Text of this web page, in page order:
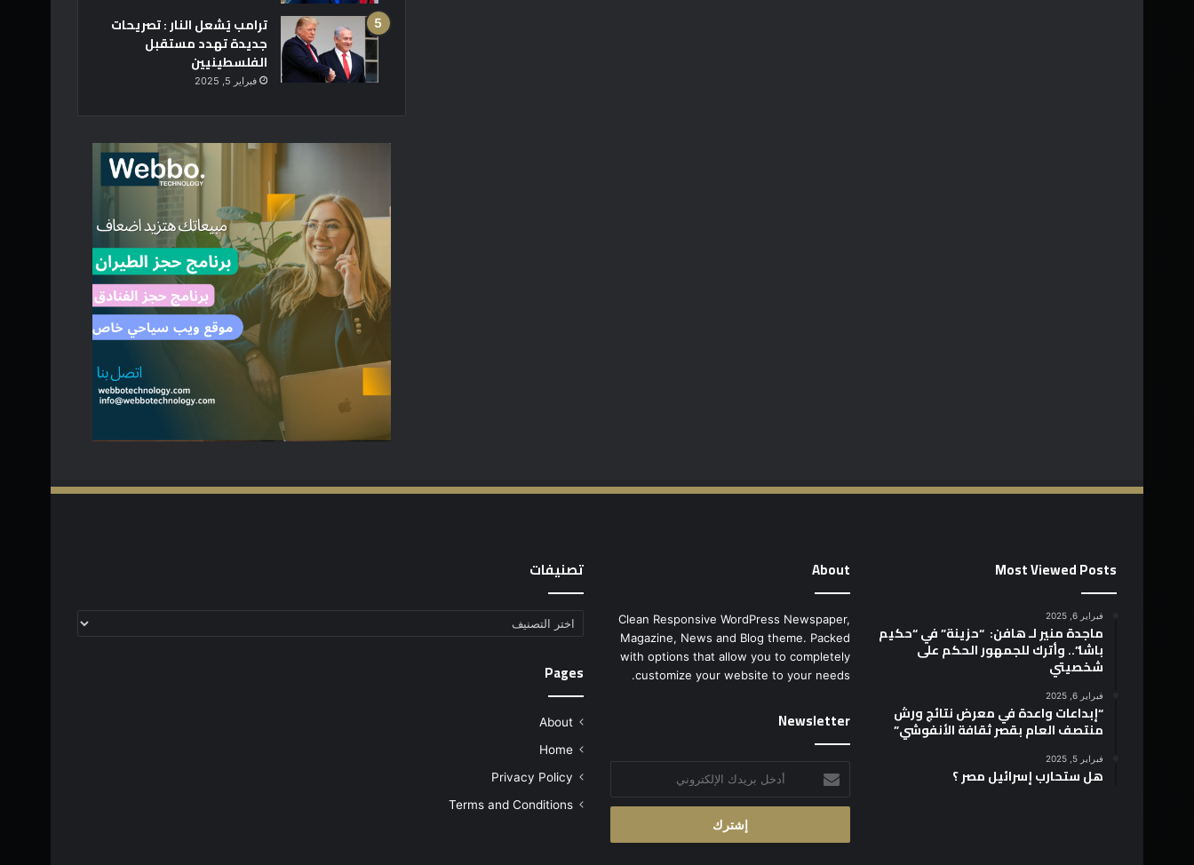
ترامب يُشعل النار : تصريحات
جديدة تهدد مستقبل
الفلسطينيين
فبراير 5, 2025
Most Viewed Posts
فبراير 6, 2025
ماجدة منير لـ هافن: “حزينة” في “حكيم
باشا”.. وأترك للجمهور الحكم على
شخصيتي
فبراير 6, 2025
“إبداعات واعدة في معرض نتائج ورش
منتصف العام بقصر ثقافة الأنفوشي”
فبراير 5, 2025
هل ستحارب إسرائيل مصر ؟
About
Clean Responsive WordPress Newspaper,
Magazine, News and Blog theme. Packed
with options that allow you to completely
customize your website to your needs.
Newsletter
بريدك
الإلكتروني
تصنيفات
تصنيفات
Pages
About
Home
Privacy Policy
Terms and Conditions